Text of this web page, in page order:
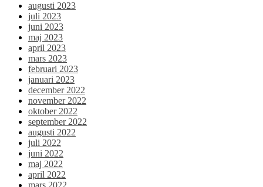
augusti 2023
juli 2023
juni 2023
maj 2023
april 2023
mars 2023
februari 2023
januari 2023
december 2022
november 2022
oktober 2022
september 2022
augusti 2022
juli 2022
juni 2022
maj 2022
april 2022